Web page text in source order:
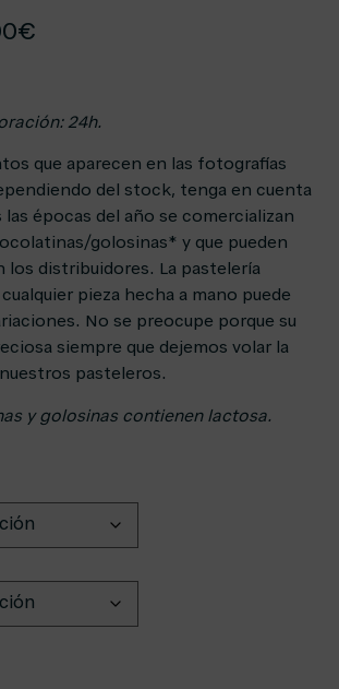
€
24h.
que aparecen en las fotografías
del stock, tenga en cuenta
las épocas del año se comercializan
golosinas* y que pueden
los distribuidores. La pastelería
pieza hecha a mano puede
No se preocupe porque su
siempre que dejemos volar la
pasteleros.
y golosinas contienen lactosa.